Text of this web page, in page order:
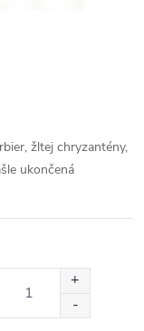
žltej chryzantény,
ukončená